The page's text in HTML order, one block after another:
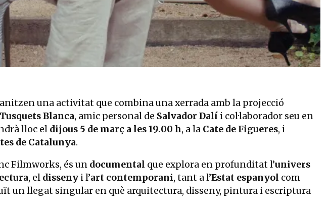
una activitat que combina una xerrada amb la projecció
Blanca, amic personal de Salvador Dalí i col·laborador seu en
lloc el dijous 5 de març a les 19.00 h, a la Cate de Figueres, i
de Catalunya.
Filmworks, és un documental que explora en profunditat l’univers
, el disseny i l’art contemporani, tant a l’Estat espanyol com
un llegat singular en què arquitectura, disseny, pintura i escriptura